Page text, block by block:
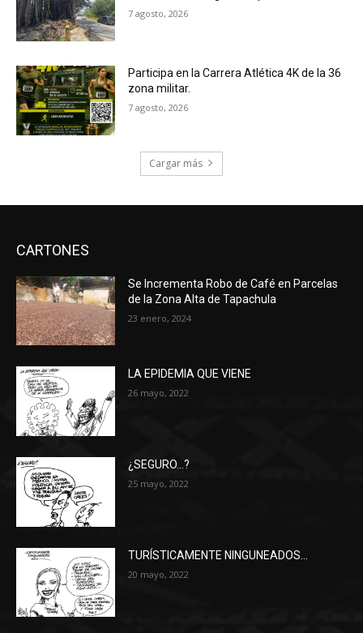
7 agosto, 2026
Participa en la Carrera Atlética 4K de la 36
zona militar.
7 agosto, 2026
Cargar más
CARTONES
Se Incrementa Robo de Café en Parcelas
de la Zona Alta de Tapachula
23 enero, 2024
LA EPIDEMIA QUE VIENE
26 mayo, 2022
¿SEGURO…?
25 mayo, 2022
TURÍSTICAMENTE NINGUNEADOS…
20 mayo, 2022